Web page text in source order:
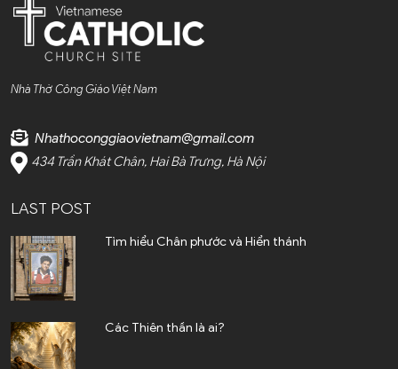
Nhà Thờ Công Giáo Việt Nam
Nhathoconggiaovietnam@gmail.com
434 Trần Khát Chân, Hai Bà Trưng, Hà Nội
LAST POST
Tìm hiểu Chân phước và Hiển thánh
Các Thiên thần là ai?